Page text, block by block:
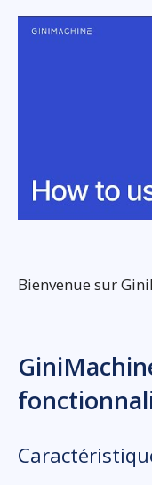
Bienvenue sur